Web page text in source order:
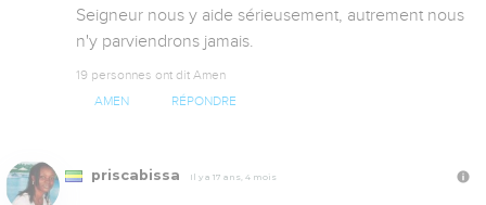
Seigneur nous y aide sérieusement, autrement nous
n'y parviendrons jamais.
19 personnes ont dit Amen
AMEN RÉPONDRE
priscabissa Il y a 17 ans, 4 mois